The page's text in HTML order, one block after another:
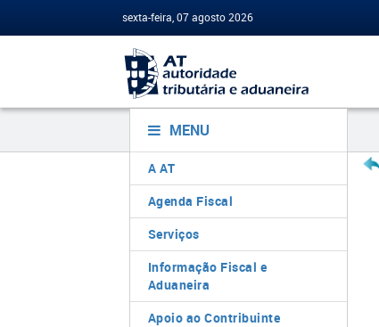
sexta-feira, 07 agosto 2026
MENU
A AT
Agenda Fiscal
Serviços
Informação Fiscal e
Aduaneira
Apoio ao Contribuinte